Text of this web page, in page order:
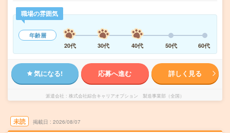
職場の雰囲気
年齢層
20代
30代 40代 50代 60代
気になる! 応募へ進む 詳しく見る
派遣会社 株式会社綜合キャリアオプション 製造事業部（全国）
未読 掲載日 2026/08/07